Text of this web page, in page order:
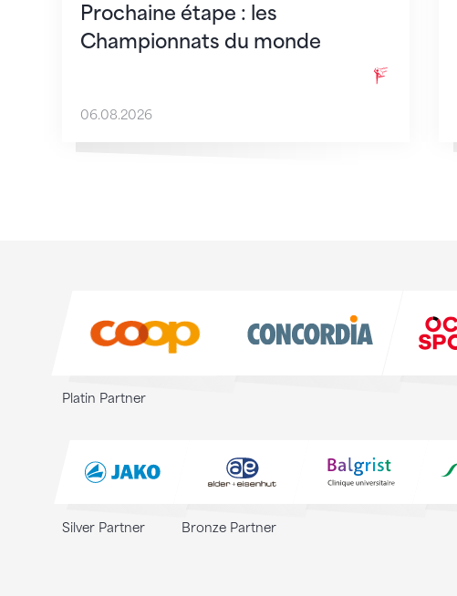
Prochaine étape : les
Championnats du monde
06.08.2026
Platin Partner
Silver Partner Bronze Partner